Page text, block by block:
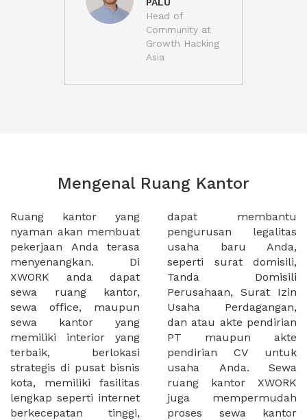
Head of
Community at
Growth Hacking
Asia
Mengenal Ruang Kantor
Ruang kantor yang
nyaman akan membuat
pekerjaan Anda terasa
menyenangkan. Di
XWORK anda dapat
sewa ruang kantor,
sewa office, maupun
sewa kantor yang
memiliki interior yang
terbaik, berlokasi
strategis di pusat bisnis
kota, memiliki fasilitas
lengkap seperti internet
berkecepatan tinggi,
dapat membantu
pengurusan legalitas
usaha baru Anda,
seperti surat domisili,
Tanda Domisili
Perusahaan, Surat Izin
Usaha Perdagangan,
dan atau akte pendirian
PT maupun akte
pendirian CV untuk
usaha Anda. Sewa
ruang kantor XWORK
juga mempermudah
proses sewa kantor